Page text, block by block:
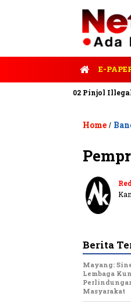
E-
Blokir 302 Pinjol Illegal
Home /
Berita
Mayang:
Lembaga
Masyarakat